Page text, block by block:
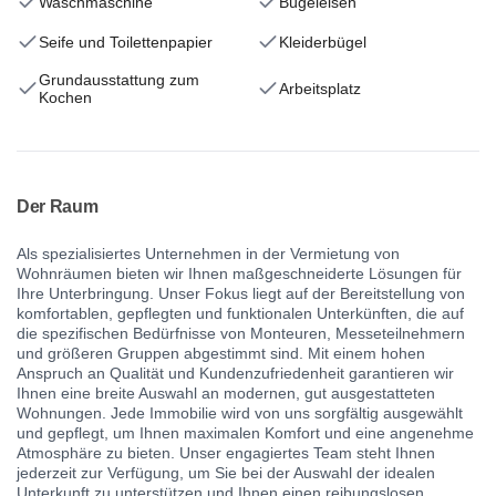
Seife und Toilettenpapier Kleiderbügel
Grundausstattung zum
Kochen
Arbeitsplatz
Der Raum
Als spezialisiertes Unternehmen in der Vermietung von
Wohnräumen bieten wir Ihnen maßgeschneiderte Lösungen für
Ihre Unterbringung. Unser Fokus liegt auf der Bereitstellung von
komfortablen, gepflegten und funktionalen Unterkünften, die auf
die spezifischen Bedürfnisse von Monteuren, Messeteilnehmern
und größeren Gruppen abgestimmt sind. Mit einem hohen
Anspruch an Qualität und Kundenzufriedenheit garantieren wir
Ihnen eine breite Auswahl an modernen, gut ausgestatteten
Wohnungen. Jede Immobilie wird von uns sorgfältig ausgewählt
und gepflegt, um Ihnen maximalen Komfort und eine angenehme
Atmosphäre zu bieten. Unser engagiertes Team steht Ihnen
jederzeit zur Verfügung, um Sie bei der Auswahl der idealen